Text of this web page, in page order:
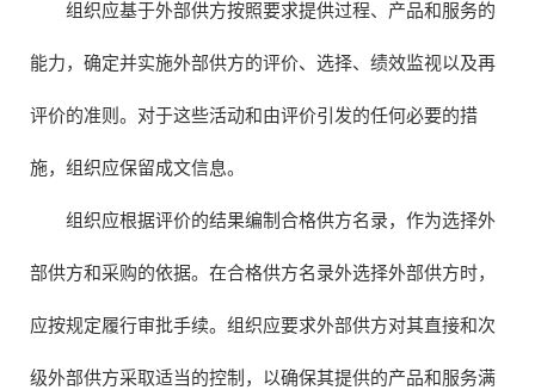
组织应基于外部供方按照要求提供过程、产品和服务的
能力，确定并实施外部供方的评价、选择、绩效监视以及再
评价的准则。对于这些活动和由评价引发的任何必要的措
施，组织应保留成文信息。
组织应根据评价的结果编制合格供方名录，作为选择外
部供方和采购的依据。在合格供方名录外选择外部供方时，
应按规定履行审批手续。组织应要求外部供方对其直接和次
级外部供方采取适当的控制，以确保其提供的产品和服务满